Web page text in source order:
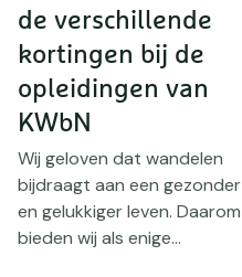
de verschillende
kortingen bij de
opleidingen van
KWbN
Wij geloven dat wandelen
bijdraagt aan een gezonder
en gelukkiger leven. Daarom
bieden wij als enige...